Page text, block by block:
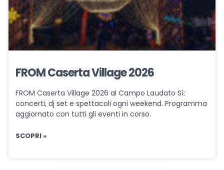
FROM Caserta Village 2026
FROM Caserta Village 2026 al Campo Laudato Sì:
concerti, dj set e spettacoli ogni weekend. Programma
aggiornato con tutti gli eventi in corso.
SCOPRI »